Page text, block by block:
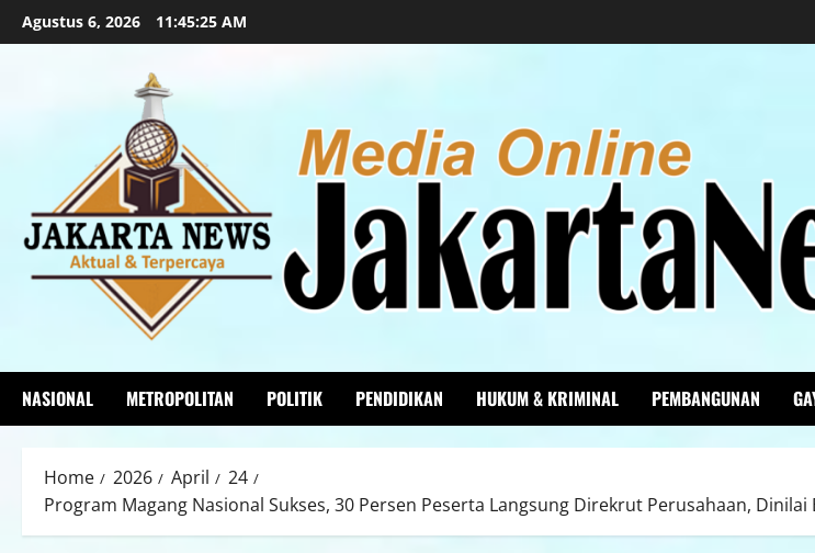
Agustus 6, 2026 11:45:26 AM
NASIONAL METROPOLITAN POLITIK PENDIDIKAN HUKUM & KRIMINAL PEMBANGUNAN
Home 2026 April
24
Program Magang Nasional Sukses, 30 Persen Peserta Langsung Direkrut Perusahaan,